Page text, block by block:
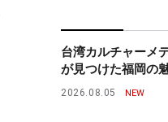
台湾カルチャーメ
が見つけた福岡の
2026.08.05